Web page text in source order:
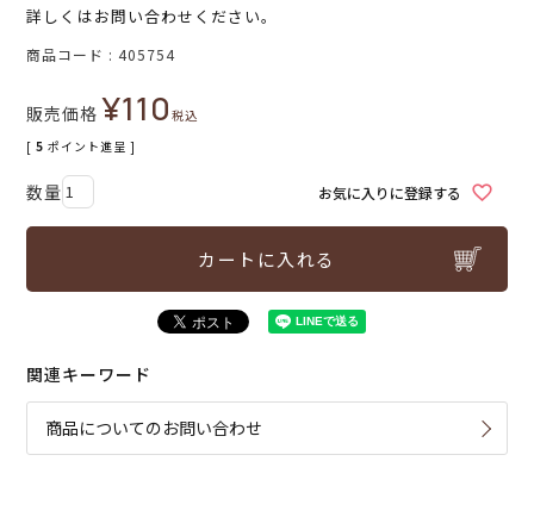
詳しくはお問い合わせください。
商品コード 405754
販売価格 ¥110税込
[ 5 ポイント進呈 ]
お気に入りに登録する
カートに入れる
関連キーワード
商品についてのお問い合わせ